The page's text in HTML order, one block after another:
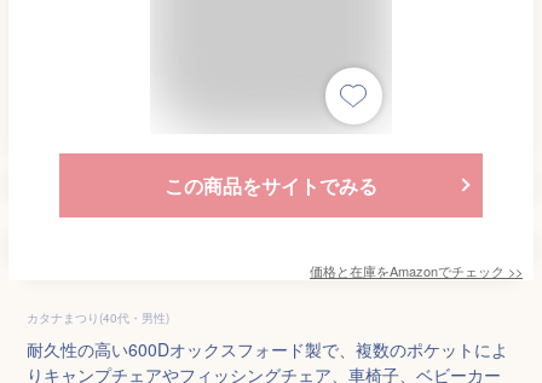
この商品をサイトでみる
価格と在庫をAmazonでチェック >>
カタナまつり(40代・男性)
耐久性の高い600Dオックスフォード製で、複数のポケットによ
りキャンプチェアやフィッシングチェア、車椅子、ベビーカー